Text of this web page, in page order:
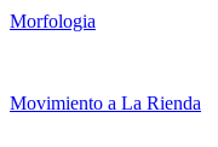
Morfologia
Movimiento a La Rienda